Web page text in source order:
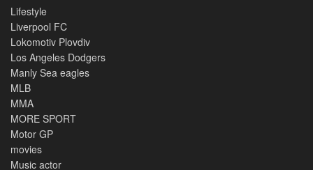
Lifestyle
Liverpool FC
Lokomotiv Plovdiv
Los Angeles Dodgers
Manly Sea eagles
MLB
MMA
MORE SPORT
Motor GP
movies
Music actor